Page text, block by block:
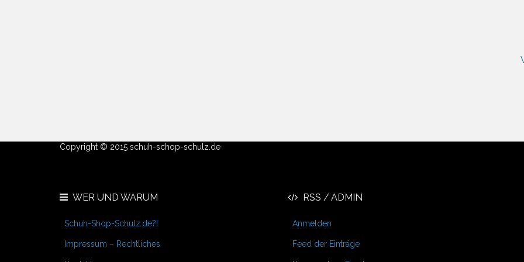
Copyright © 2015 schuh-schop-schulz.de
WER UND WARUM
Schuh-Shop-Schulz.de?!
Impressum – Rechtliches
RSS / ADMIN
Anmelden
Feed der Einträge